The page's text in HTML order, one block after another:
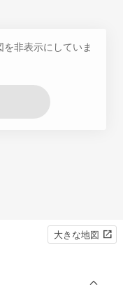
非表示にしていま
大きな地図